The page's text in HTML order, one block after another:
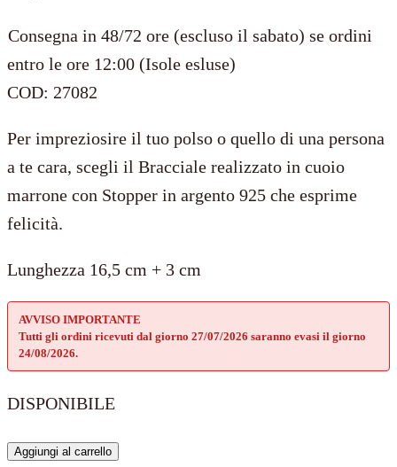
Consegna in 48/72 ore (escluso il sabato) se ordini
entro le ore 12:00 (Isole esluse)
COD: 27082
Per impreziosire il tuo polso o quello di una persona
a te cara, scegli il Bracciale realizzato in cuoio
marrone con Stopper in argento 925 che esprime
felicità.
Lunghezza 16,5 cm + 3 cm
AVVISO IMPORTANTE
Tutti gli ordini ricevuti dal giorno 27/07/2026 saranno evasi il giorno
24/08/2026.
DISPONIBILE
Bracciale
Aggiungi al carrello